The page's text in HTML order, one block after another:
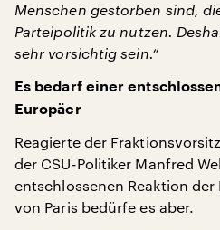
Menschen gestorben sind,
Parteipolitik zu nutzen.
sehr vorsichtig sein.“
Es bedarf einer
Europäer
Reagierte der
der CSU-Politiker Manfred
entschlossenen Reaktion
von Paris bedürfe es aber.